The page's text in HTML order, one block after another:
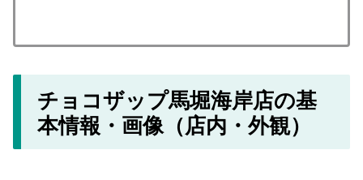
チョコザップ馬堀海岸店の基
本情報・画像（店内・外観）